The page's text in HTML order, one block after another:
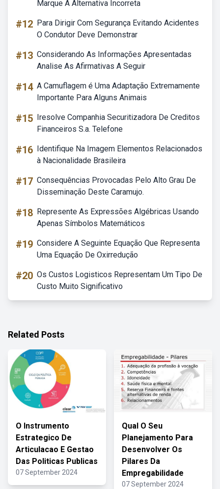
Marque A Alternativa Incorreta
#12 Para Dirigir Com Segurança Evitando Acidentes
O Condutor Deve Demonstrar
#13 Considerando As Informações Apresentadas
Analise As Afirmativas A Seguir
#14 A Camuflagem é Uma Adaptação Extremamente
Importante Para Alguns Animais
#15 Iresolve Companhia Securitizadora De Creditos
Financeiros S.a. Telefone
#16 Identifique Na Imagem Elementos Relacionados
à Nacionalidade Brasileira
#17 Consequências Provocadas Pelo Alto Grau De
Disseminação Deste Caramujo.
#18 Represente As Expressões Algébricas Usando
Apenas Símbolos Matemáticos
#19 Considere A Seguinte Equação Que Representa
Uma Equação De Oxirredução
#20 Os Custos Logisticos Representam Um Tipo De
Custo Muito Significativo
Related Posts
O Instrumento
Estrategico De
Articulacao E Gestao
Das Politicas Publicas
07 September 2024
Qual O Seu
Planejamento Para
Desenvolver Os
Pilares Da
Empregabilidade
07 September 2024